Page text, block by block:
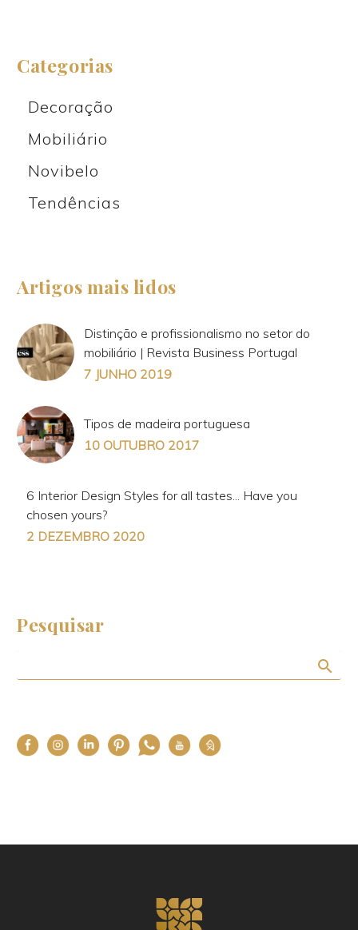
Categorias
Decoração
Mobiliário
Novibelo
Tendências
Artigos mais lidos
Distinção e profissionalismo no setor do
mobiliário | Revista Business Portugal
7 JUNHO 2019
Tipos de madeira portuguesa
10 OUTUBRO 2017
6 Interior Design Styles for all tastes... Have you
chosen yours?
2 DEZEMBRO 2020
Pesquisar